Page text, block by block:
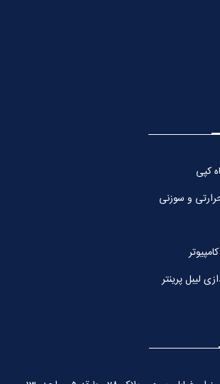
کپی
و سوزنی
لیبل پرینتر